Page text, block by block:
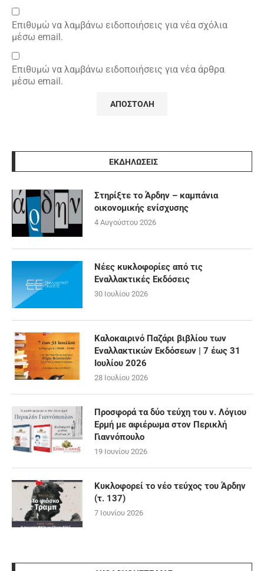
Επιθυμώ να λαμβάνω ειδοποιήσεις για νέα σχόλια
μέσω email.
Επιθυμώ να λαμβάνω ειδοποιήσεις για νέα άρθρα
μέσω email.
ΕΚΔΗΛΩΣΕΙΣ
Στηρίξτε το Άρδην – καμπάνια
οικονομικής ενίσχυσης
4 Αυγούστου 2026
Νέες κυκλοφορίες από τις
Εναλλακτικές Εκδόσεις
30 Ιουλίου 2026
Καλοκαιρινό Παζάρι βιβλίου των
Εναλλακτικών Εκδόσεων | 7 έως 31
Ιουλίου 2026
28 Ιουλίου 2026
Προσφορά τα δύο τεύχη του ν. Λόγιου
Ερμή με αφιέρωμα στον Περικλή
Γιαννόπουλο
19 Ιουνίου 2026
Κυκλοφορεί το νέο τεύχος του Άρδην
(τ. 137)
7 Ιουνίου 2026